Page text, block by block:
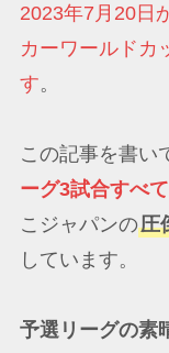
2023年7月20日
カーワールドカ
す。
この記事を書い
ーグ3試合すべ
こジャパンの圧
しています。
予選リーグの素